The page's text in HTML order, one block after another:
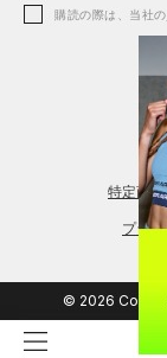
アクセサリー
レギンス＆タイ
シューズ
購読の際は、当社の
特定商
プラ
© 2026